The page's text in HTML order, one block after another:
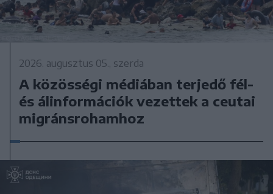
2026. augusztus 05., szerda
A közösségi médiában terjedő fél-
és álinformációk vezettek a ceutai
migránsrohamhoz